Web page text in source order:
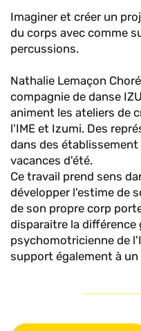
Imaginer et créer un
du corps avec comme
percussions.
Nathalie Lemaçon
compagnie de danse
animent les ateliers de
l'IME et Izumi. Des
dans des
vacances d'été.
Ce travail prend sens
développer l'estime de
de son propre corp
disparaitre la différence
psychomotricienne de
support également à